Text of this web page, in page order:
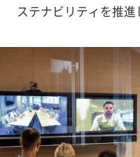
ステナビリティを推進